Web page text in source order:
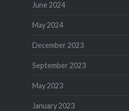
June 2024
May 2024
December 2023
September 2023
May 2023
January 2023